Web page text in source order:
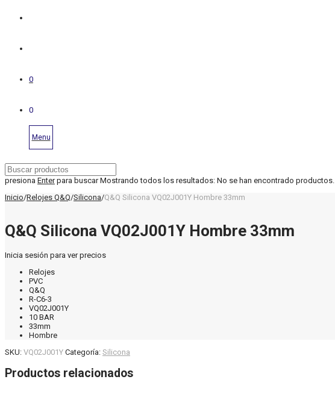
0
0
Menu
presiona Enterpara buscar Mostrando todos los resultados: No se han encontrado productos.
Inicio/Relojes Q&Q/Silicona/Q&Q Silicona VQ02J001Y Hombre 33mm
Q&Q Silicona VQ02J001Y Hombre 33mm
Inicia sesión para ver precios
Relojes
PVC
Q&Q
R-C6-3
VQ02J001Y
10 BAR
33mm
Hombre
SKU: VQ02J001Y Categoría: Silicona
Productos relacionados